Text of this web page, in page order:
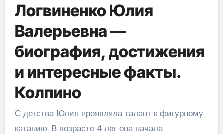
Логвиненко Юлия
Валерьевна —
биография, достижения
и интересные факты.
Колпино
С детства Юлия проявляла талант к фигурному
катанию. В возрасте 4 лет она начала